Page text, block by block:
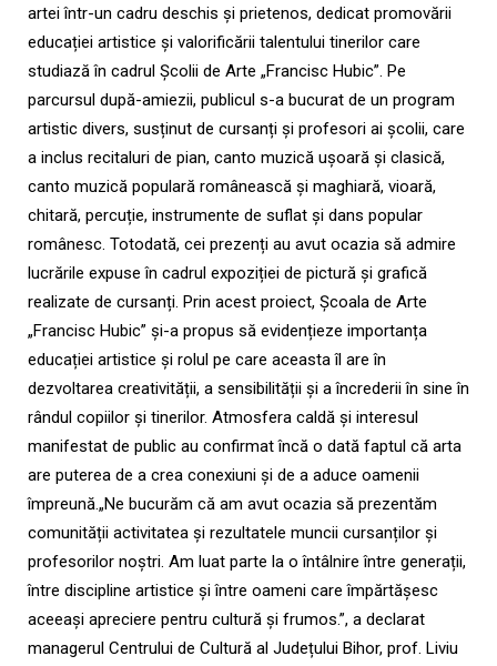
artei într-un cadru deschis și prietenos, dedicat promovării
educației artistice și valorificării talentului tinerilor care
studiază în cadrul Școlii de Arte „Francisc Hubic”. Pe
parcursul după-amiezii, publicul s-a bucurat de un program
artistic divers, susținut de cursanți și profesori ai școlii, care
a inclus recitaluri de pian, canto muzică ușoară și clasică,
canto muzică populară românească și maghiară, vioară,
chitară, percuție, instrumente de suflat și dans popular
românesc. Totodată, cei prezenți au avut ocazia să admire
lucrările expuse în cadrul expoziției de pictură și grafică
realizate de cursanți. Prin acest proiect, Școala de Arte
„Francisc Hubic” și-a propus să evidențieze importanța
educației artistice și rolul pe care aceasta îl are în
dezvoltarea creativității, a sensibilității și a încrederii în sine în
rândul copiilor și tinerilor. Atmosfera caldă și interesul
manifestat de public au confirmat încă o dată faptul că arta
are puterea de a crea conexiuni și de a aduce oamenii
împreună.„Ne bucurăm că am avut ocazia să prezentăm
comunității activitatea și rezultatele muncii cursanților și
profesorilor noștri. Am luat parte la o întâlnire între generații,
între discipline artistice și între oameni care împărtășesc
aceeași apreciere pentru cultură și frumos.”, a declarat
managerul Centrului de Cultură al Județului Bihor, prof. Liviu